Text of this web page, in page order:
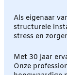
Als eigenaar
structurele
stress en
Met 30 jaar
Onze